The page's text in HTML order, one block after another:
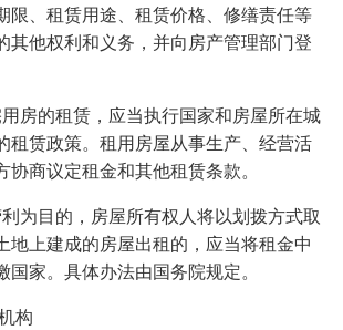
限、租赁用途、租赁价格、修缮责任等
其他权利和义务，并向房产管理部门登
房的租赁，应当执行国家和房屋所在城
租赁政策。租用房屋从事生产、经营活
商议定租金和其他租赁条款。
为目的，房屋所有权人将以划拨方式取
地上建成的房屋出租的，应当将租金中
国家。具体办法由国务院规定。
构